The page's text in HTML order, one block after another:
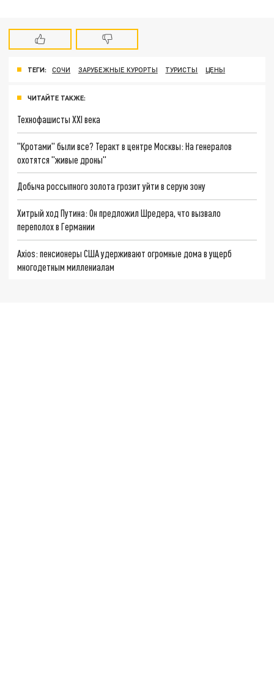
ТЕГИ: СОЧИ ЗАРУБЕЖНЫЕ КУРОРТЫ ТУРИСТЫ ЦЕНЫ
ЧИТАЙТЕ ТАКЖЕ:
Технофашисты XXI века
"Кротами" были все? Теракт в центре Москвы: На генералов
охотятся "живые дроны"
Добыча россыпного золота грозит уйти в серую зону
Хитрый ход Путина: Он предложил Шредера, что вызвало
переполох в Германии
Axios: пенсионеры США удерживают огромные дома в ущерб
многодетным миллениалам